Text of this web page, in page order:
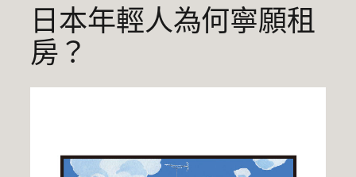
日本年輕人為何寧願租
房？